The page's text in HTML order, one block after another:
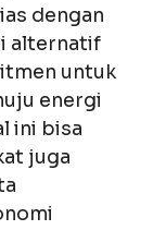
dengan
alternatif
untuk
energi
ini bisa
juga